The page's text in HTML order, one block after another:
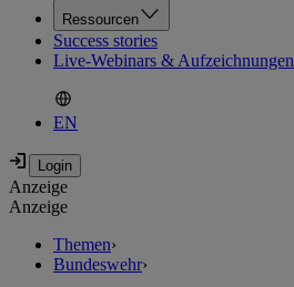
Ressourcen
Success stories
Live-Webinars & Aufzeichnungen
EN
Anzeige
Anzeige
Themen›
Bundeswehr›